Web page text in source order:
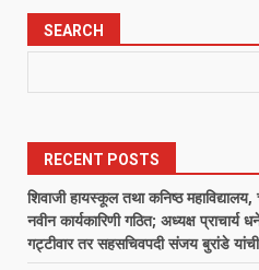
pagination
SEARCH
RECENT POSTS
शिवाजी हायस्कूल तथा कनिष्ठ
नवीन कार्यकारिणी गठित; अध्यक्ष प्राचार्य
गट्टीवार तर सहसचिवपदी संजय बुरांडे